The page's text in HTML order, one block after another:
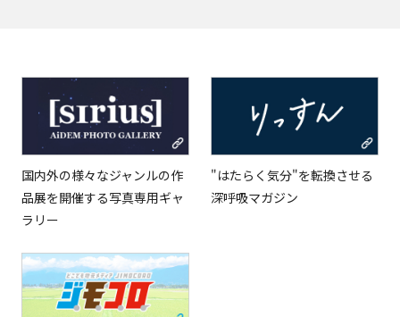
国内外の様々なジャンルの作
品展を開催する写真専用ギャ
ラリー
"はたらく気分"を転換させる
深呼吸マガジン